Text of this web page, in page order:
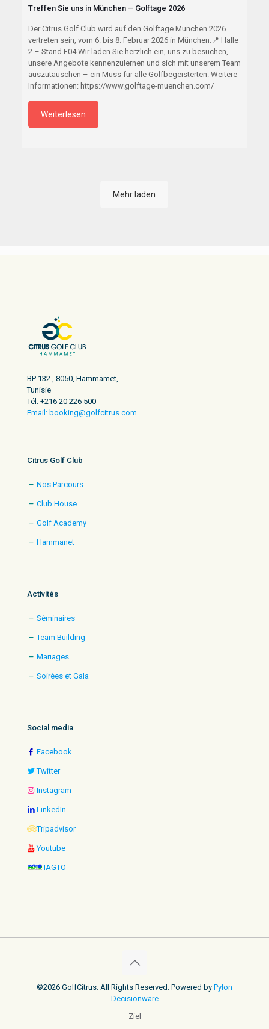
Treffen Sie uns in München – Golftage 2026
Der Citrus Golf Club wird auf den Golftage München 2026
vertreten sein, vom 6. bis 8. Februar 2026 in München.📍 Halle
2 – Stand F04 Wir laden Sie herzlich ein, uns zu besuchen,
unsere Angebote kennenzulernen und sich mit unserem Team
auszutauschen – ein Muss für alle Golfbegeisterten. Weitere
Informationen: https://www.golftage-muenchen.com/
Weiterlesen
Mehr laden
BP 132 , 8050, Hammamet,
Tunisie
Tél: +216 20 226 500
Email: booking@golfcitrus.com
Citrus Golf Club
Nos Parcours
Club House
Golf Academy
Hammanet
Activités
Séminaires
Team Building
Mariages
Soirées et Gala
Social media
Facebook
Twitter
Instagram
LinkedIn
Tripadvisor
Youtube
IAGTO
©2026 GolfCitrus. All Rights Reserved. Powered by Pylon
Decisionware
Ziel